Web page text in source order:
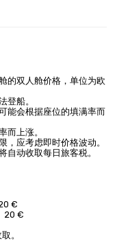
的双人舱价格，单位为欧
登船。
能会根据座位的填满率而
而上涨。
，应考虑即时价格波动。
自动收取每日旅客税。
€
€
。